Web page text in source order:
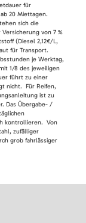
für
20 Miettagen.
sich die
von 7 %
(Diesel 2,12€/L,
für Transport.
je Werktag,
1/8 des jeweiligen
führt zu einer
nicht. Für Reifen,
ist zu
Das Übergabe- /
kontrollieren. Von
zufälliger
grob fahrlässiger